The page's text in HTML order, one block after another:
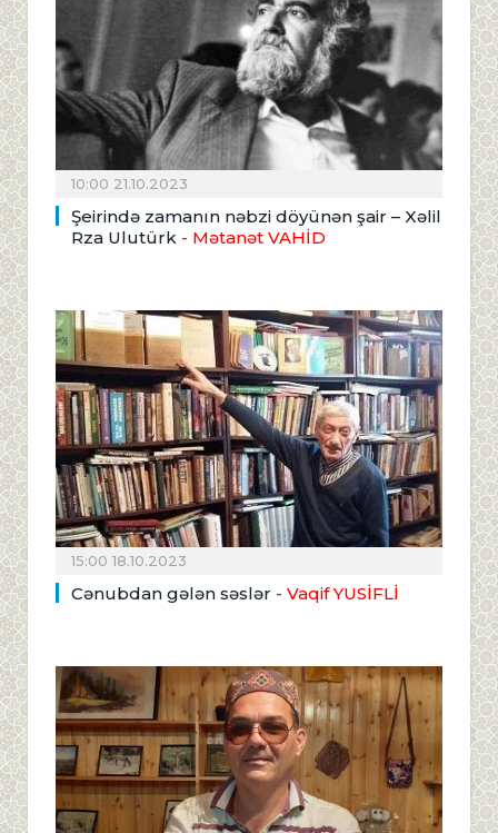
10:00 21.10.2023
Şeirində zamanın nəbzi döyünən şair – Xəlil
Rza Ulutürk - Mətanət VAHİD
15:00 18.10.2023
Cənubdan gələn səslər - Vaqif YUSİFLİ